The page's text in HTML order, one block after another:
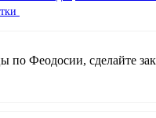
по Феодосии, сделайте